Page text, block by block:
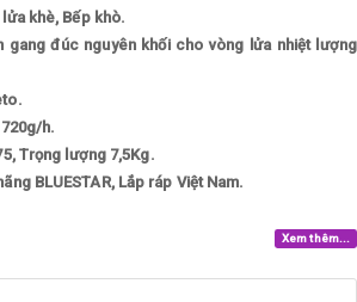
khè, Bếp khò.
gang đúc nguyên khối cho vòng lửa nhiệt lượng
720g/h.
Trọng lượng 7,5Kg.
BLUESTAR, Lắp ráp Việt Nam.
Xem thêm...